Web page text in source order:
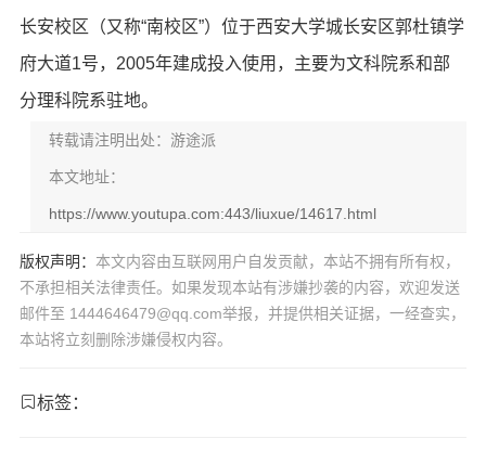
长安校区（又称“南校区”）位于西安大学城长安区郭杜镇学
府大道1号，2005年建成投入使用，主要为文科院系和部
分理科院系驻地。
转载请注明出处：游途派
本文地址：
https://www.youtupa.com:443/liuxue/14617.html
版权声明： 本文内容由互联网用户自发贡献，本站不拥有所有权，
不承担相关法律责任。如果发现本站有涉嫌抄袭的内容，欢迎发送
邮件至 1444646479@qq.com举报，并提供相关证据，一经查实，
本站将立刻删除涉嫌侵权内容。
标签：